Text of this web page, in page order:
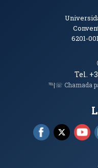
Informações
6201-
Tel.
℡|☏ Chamada
Facebook
X (abre